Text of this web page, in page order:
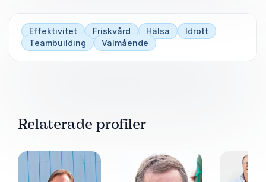
Effektivitet Friskvård Hälsa
Idrott
Teambuilding
Välmående
Relaterade profiler